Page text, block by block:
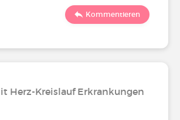
Kommentieren
Herz-Kreislauf Erkrankungen